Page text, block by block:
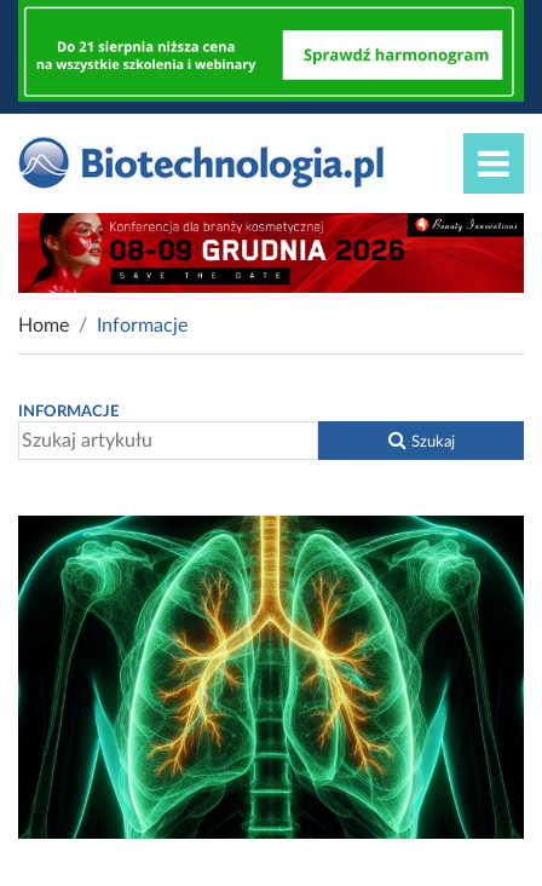
Home Informacje
INFORMACJE
Szukaj